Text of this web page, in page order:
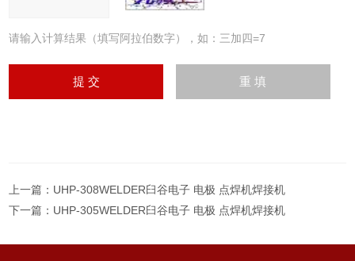
请输入计算结果（填写阿拉伯数字），如：三加四=7
上一篇： UHP-308WELDER臼谷电子 电极 点焊机焊接机
下一篇： UHP-305WELDER臼谷电子 电极 点焊机焊接机